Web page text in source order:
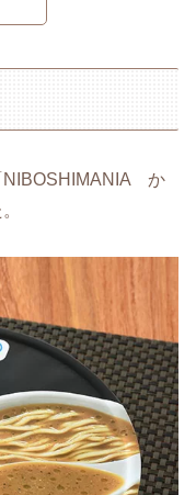
NIBOSHIMANIA か